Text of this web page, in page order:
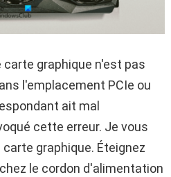
graphique n'est pas
l'emplacement PCIe ou
ait mal
cette erreur. Je vous
graphique. Éteignez
le cordon d'alimentation